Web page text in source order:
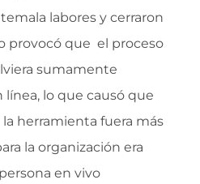
labores y cerraron
provocó que el proceso
sumamente
lo que causó que
herramienta fuera más
la organización era
en vivo